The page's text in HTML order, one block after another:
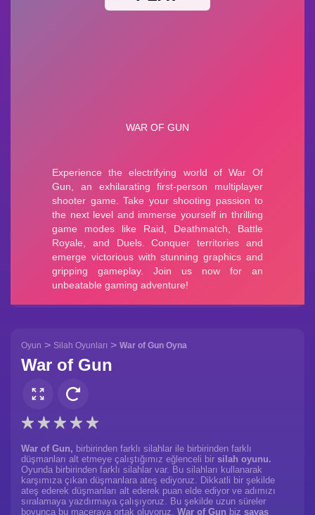
Oyun > Silah Oyunları > War of Gun Oyna
War of Gun
War of Gun, birbirinden farklı silahlar ile birbirinden farklı
düşmanları alt etmeye çalıştığımız eğlenceli bir silah oyunu.
Oyunda birbirinden farklı silahlar var. Bu silahları kullanarak
karşımıza çıkan düşmanlara ateş ediyoruz. Dikkatli bir şekilde
ateş ederek düşmanları alt ederek puan elde ediyor ve adımızı
sıralamaya yazdırmaya çalışıyoruz. Bu şekilde uzun süreler
boyunca bu maceraya ortak oluyoruz. War of Gun biz savaş